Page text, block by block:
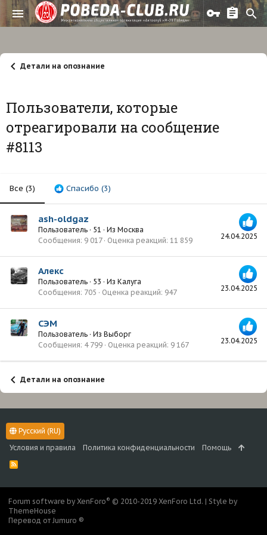
Детали на опознание
Пользователи, которые
отреагировали на сообщение
#8113
Все (3) Спасибо (3)
24.04.2025
ash-oldgaz
Пользователь · 51 · Из Москва
Сообщения 9 017 Оценка реакций 11 859
23.04.2025
Алекс
Пользователь · 53 · Из Калуга
Сообщения 705 Оценка реакций 947
23.04.2025
СЭМ
Пользователь · Из Выборг
Сообщения 4 799 Оценка реакций 9 167
Детали на опознание
Русский (RU)
Условия и правила
Политика конфиденциальности Помощь
R
S
Forum software by XenForo® © 2010-2019 XenForo Ltd. | Style by
ThemeHouse
Перевод от Jumuro ®